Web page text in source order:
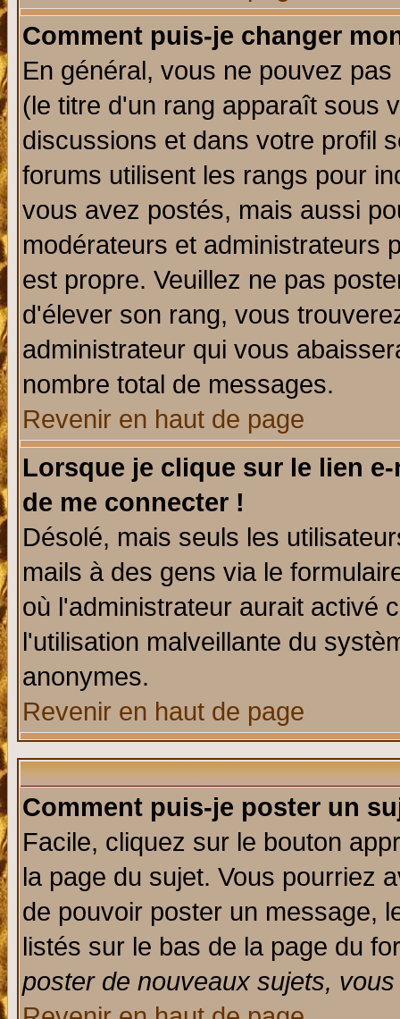
Comment puis-je changer
En général, vous ne pouvez
(le titre d'un rang apparaît sous
discussions et dans votre profil
forums utilisent les rangs pour
vous avez postés, mais aussi
modérateurs et administrateurs
est propre. Veuillez ne pas
d'élever son rang, vous
administrateur qui vous
nombre total de messages.
Revenir en haut de page
Lorsque je clique sur le lien
de me connecter !
Désolé, mais seuls les
mails à des gens via le
où l'administrateur aurait activé
l'utilisation malveillante du
anonymes.
Revenir en haut de page
Comment puis-je poster un
Facile, cliquez sur le bouton
la page du sujet. Vous pourriez
de pouvoir poster un message,
listés sur le bas de la page du
poster de nouveaux sujets,